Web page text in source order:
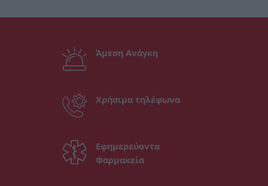
Άμεση Ανάγκη
Χρήσιμα τηλέφωνα
Εφημερεύοντα
Φαρμακεία